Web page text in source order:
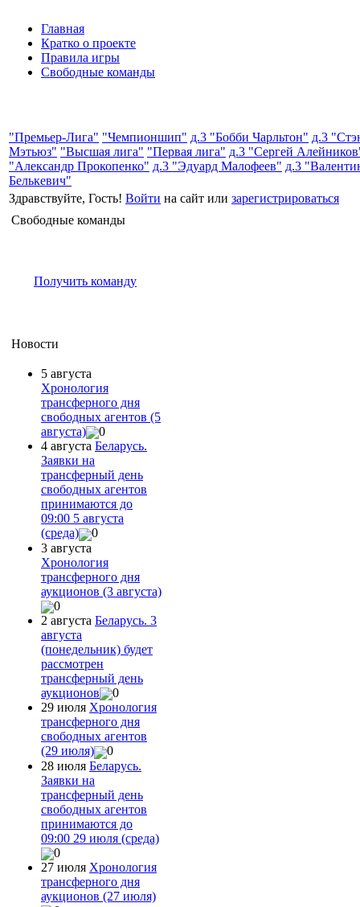
Главная
Кратко о проекте
Правила игры
Свободные команды
"Премьер-Лига" "Чемпионшип" д.3 "Бобби Чарльтон" д.3
Мэтьюз" "Высшая лига" "Первая лига" д.3 "Сергей
"Александр Прокопенко" д.3 "Эдуард Малофеев" д.3
Белькевич"
Здравствуйте, Гость! Войти на сайт или зарегистрироваться
Свободные команды
Получить команду
Новости
5 августа
Хронология
трансферного дня
свободных агентов (5
августа)
0
4 августа Беларусь.
Заявки на
трансферный день
свободных агентов
принимаются до
09:00 5 августа
(среда)
0
3 августа
Хронология
трансферного дня
аукционов (3 августа)
0
2 августа Беларусь. 3
августа
(понедельник) будет
рассмотрен
трансферный день
аукционов
0
29 июля Хронология
трансферного дня
свободных агентов
(29 июля)
0
28 июля Беларусь.
Заявки на
трансферный день
свободных агентов
принимаются до
09:00 29 июля (среда)
0
27 июля Хронология
трансферного дня
аукционов (27 июля)